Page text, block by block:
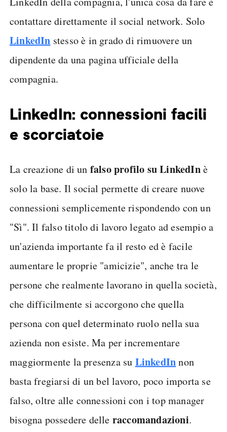
contattare direttamente il social network. Solo
LinkedIn stesso è in grado di rimuovere un
dipendente da una pagina ufficiale della
compagnia.
LinkedIn: connessioni facili
e scorciatoie
La creazione di un falso profilo su LinkedInè
solo la base. Il social permette di creare nuove
connessioni semplicemente rispondendo con un
"Sì". Il falso titolo di lavoro legato ad esempio a
un'azienda importante fa il resto ed è facile
aumentare le proprie "amicizie", anche tra le
persone che realmente lavorano in quella società,
che difficilmente si accorgono che quella
persona con quel determinato ruolo nella sua
azienda non esiste. Ma per incrementare
maggiormente la presenza su LinkedInnon
basta fregiarsi di un bel lavoro, poco importa se
falso, oltre alle connessioni con i top manager
bisogna possedere delle raccomandazioni.